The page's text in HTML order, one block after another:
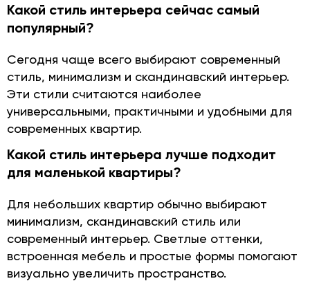
Какой стиль интерьера сейчас самый
популярный?
Сегодня чаще всего выбирают современный
стиль, минимализм и скандинавский интерьер.
Эти стили считаются наиболее
универсальными, практичными и удобными для
современных квартир.
Какой стиль интерьера лучше подходит
для маленькой квартиры?
Для небольших квартир обычно выбирают
минимализм, скандинавский стиль или
современный интерьер. Светлые оттенки,
встроенная мебель и простые формы помогают
визуально увеличить пространство.